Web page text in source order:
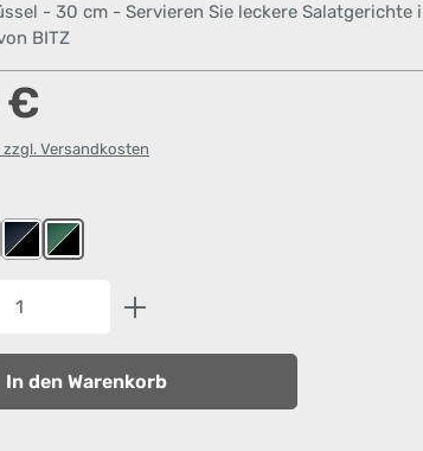
- 30 cm - Servieren Sie leckere Salatgerichte
BITZ
€
zzgl. Versandkosten
Amber
Schwarz/Dunkelblau
Schwarz/Grün
Gib den gewünschten
In den Warenkorb